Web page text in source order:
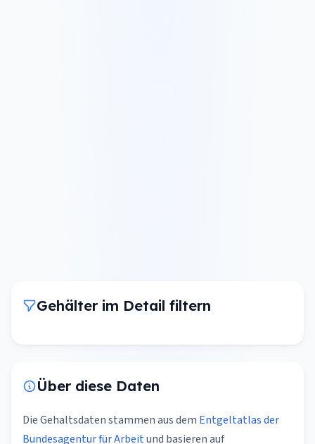
Gehälter im Detail filtern
Über diese Daten
Die Gehaltsdaten stammen aus dem Entgeltatlas der
Bundesagentur für Arbeitund basieren auf